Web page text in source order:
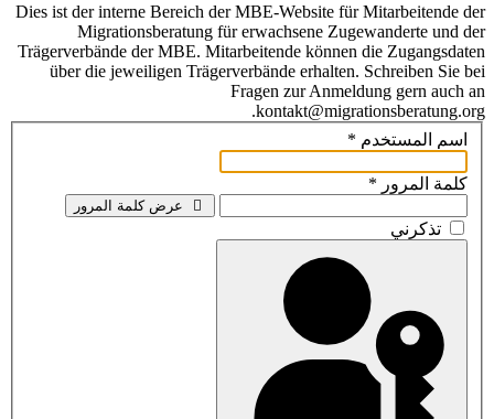
Dies ist der interne Bereich der MBE-Website für Mitarbeitende der
Migrationsberatung für erwachsene Zugewanderte und der
Trägerverbände der MBE. Mitarbeitende können die Zugangsdaten
über die jeweiligen Trägerverbände erhalten. Schreiben Sie bei
Fragen zur Anmeldung gern auch an
kontakt@migrationsberatung.org.
اسم المستخدم *
كلمة المرور *
عرض كلمة المرور
تذكرني